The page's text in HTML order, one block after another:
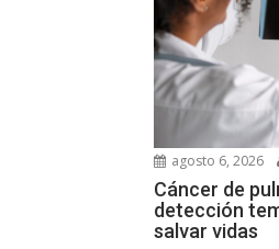
agosto 6, 2026
Cáncer de
detección
salvar vidas